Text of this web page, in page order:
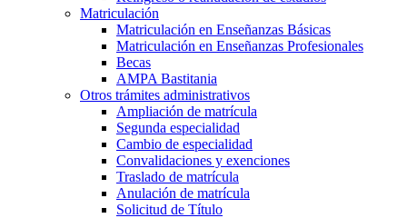
Matriculación
Matriculación en Enseñanzas Básicas
Matriculación en Enseñanzas Profesionales
Becas
AMPA Bastitania
Otros trámites administrativos
Ampliación de matrícula
Segunda especialidad
Cambio de especialidad
Convalidaciones y exenciones
Traslado de matrícula
Anulación de matrícula
Solicitud de Título